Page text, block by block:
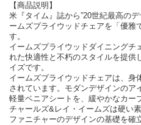
【商品説明】
米『タイム』誌から”20世紀最高の
ームズプライウッドチェアを「優雅
す。
イームズプライウッドダイニングチ
れた快適性と不朽のスタイルを提供
イズです。
イームズプライウッドチェアは、身
されています。モダンデザインのア
軽量ベニアシートを、緩やかなカー
チャールズ&レイ・イームズは硬い
ファニチャーのデザインの基礎を確